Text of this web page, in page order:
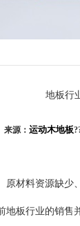
地板行
来源： 运动木地板
材料资源缺少
板行业的销售